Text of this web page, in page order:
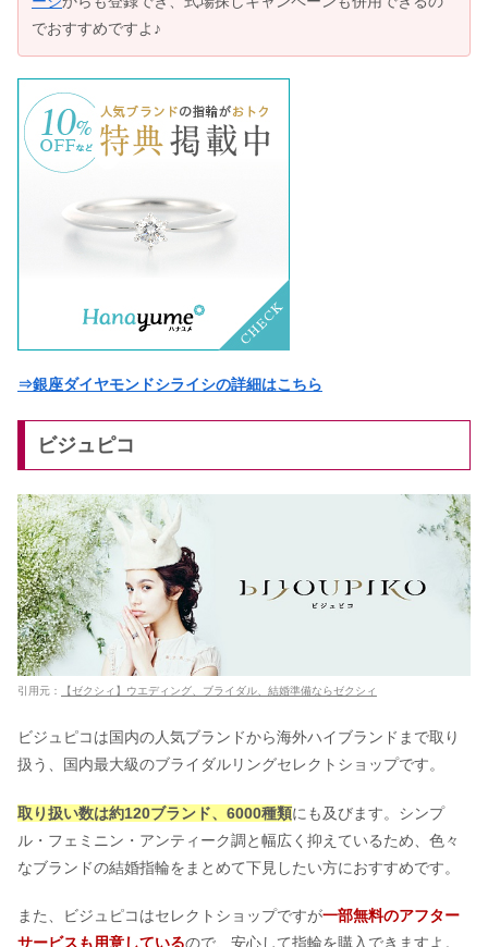
でおすすめですよ♪
⇒銀座ダイヤモンドシライシの詳細はこちら
ビジュピコ
引用元： 【ゼクシィ】ウエディング、ブライダル、結婚準備ならゼクシィ
ビジュピコは国内の人気ブランドから海外ハイブランドまで取り
扱う、国内最大級のブライダルリングセレクトショップです。
取り扱い数は約120ブランド、6000種類にも及びます。シンプ
ル・フェミニン・アンティーク調と幅広く抑えているため、色々
なブランドの結婚指輪をまとめて下見したい方におすすめです。
また、ビジュピコはセレクトショップですが一部無料のアフター
サービスも用意しているので、安心して指輪を購入できますよ。